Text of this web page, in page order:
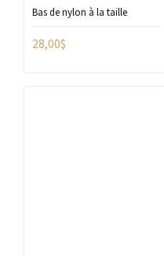
Bas de nylon à la taille
28,00$